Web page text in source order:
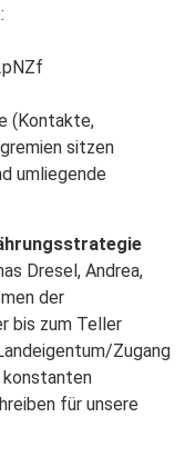
(Kontakte,
sitzen
umliegende
Dresel, Andrea,
der
bis zum Teller
Zugang
konstanten
für unsere